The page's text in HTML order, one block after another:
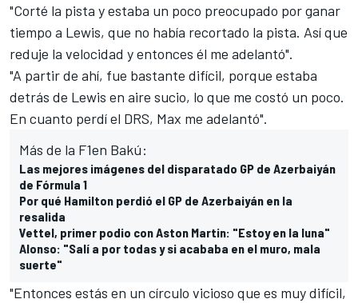
"Corté la pista y estaba un poco preocupado por ganar
tiempo a Lewis, que no había recortado la pista. Así que
reduje la velocidad y entonces él me adelantó".
"A partir de ahí, fue bastante difícil, porque estaba
detrás de Lewis en aire sucio, lo que me costó un poco.
En cuanto perdí el DRS, Max me adelantó".
Más de la F1en Bakú:
Las mejores imágenes del disparatado GP de Azerbaiyán
de Fórmula 1
Por qué Hamilton perdió el GP de Azerbaiyán en la
resalida
Vettel, primer podio con Aston Martin: "Estoy en la luna"
Alonso: "Salí a por todas y si acababa en el muro, mala
suerte"
"Entonces estás en un círculo vicioso que es muy difícil,